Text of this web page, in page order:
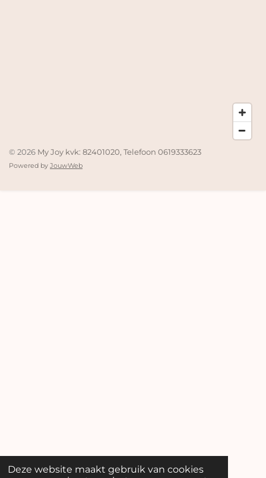
Deze website maakt gebruik van cookies
© 2026 My Joy kvk: 82401020, Telefoon 0619333623
Powered by JouwWeb